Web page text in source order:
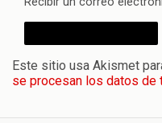
Este sitio usa Akismet
se procesan los datos de